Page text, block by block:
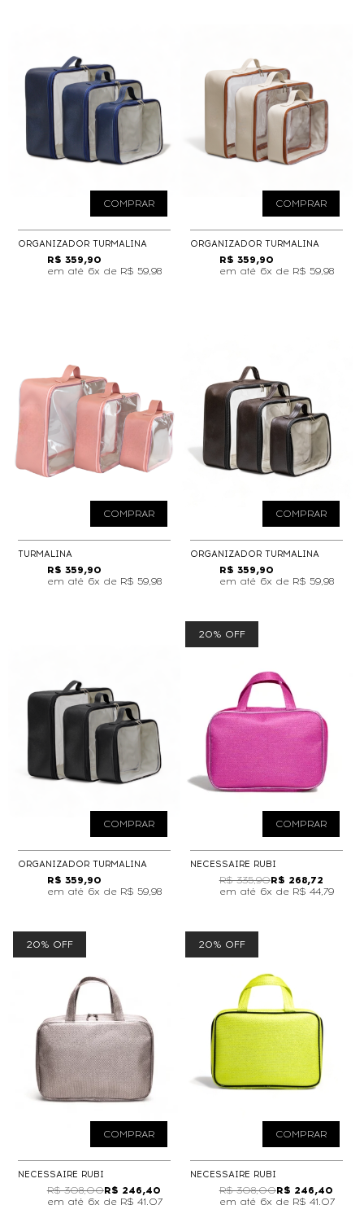
COMPRAR
ORGANIZADOR TURMALINA
R$ 359,90
6x de R$ 59,98
COMPRAR
ORGANIZADOR TURMALINA
R$ 359,90
6x de R$ 59,98
COMPRAR
TURMALINA
R$ 359,90
6x de R$ 59,98
COMPRAR
ORGANIZADOR TURMALINA
R$ 359,90
6x de R$ 59,98
COMPRAR
ORGANIZADOR TURMALINA
R$ 359,90
6x de R$ 59,98
20% OFF
COMPRAR
NECESSAIRE RUBI
R$ 335,90R$ 268,72
6x de R$ 44,79
20% OFF
COMPRAR
NECESSAIRE RUBI
R$ 308,00R$ 246,40
6x de R$ 41,07
20% OFF
COMPRAR
NECESSAIRE RUBI
R$ 308,00R$ 246,40
6x de R$ 41,07